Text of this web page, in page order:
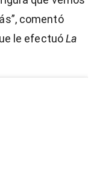
comentó
le efectuóLa